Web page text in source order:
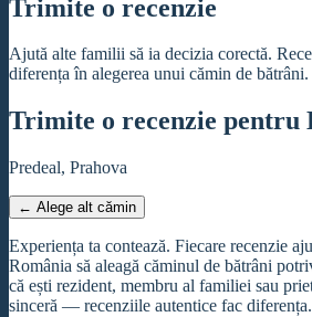
Trimite o recenzie
Ajută alte familii să ia decizia corectă.
diferența în alegerea unui cămin de bătrâni.
Trimite o recenzie pentru
Predeal, Prahova
← Alege alt cămin
Experiența ta contează. Fiecare recenzie
România să aleagă căminul de bătrâni
că ești rezident, membru al familiei sau
sinceră — recenziile autentice fac diferența.